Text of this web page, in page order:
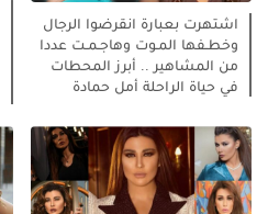
اشتهرت بعبارة انقرضوا الرجال
وخطـفها المـوت وهاجـمـت عددا
من المشاهير .. أبرز المحطات
في حياة الراحلة أمل حمادة